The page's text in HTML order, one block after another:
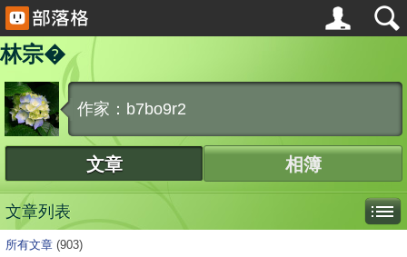
林宗�
作家：b7bo9r2
文章 相簿
文章列表
所有文章 (903)